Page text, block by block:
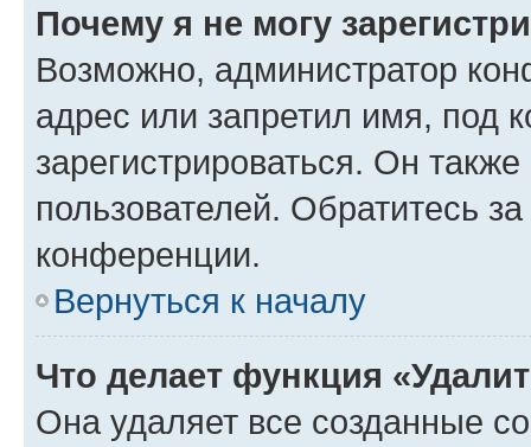
Почему я не могу
Возможно, администратор
адрес или запретил имя, под
зарегистрироваться. Он
пользователей. Обратитесь
конференции.
Вернуться к началу
Что делает функция
Она удаляет все созданные